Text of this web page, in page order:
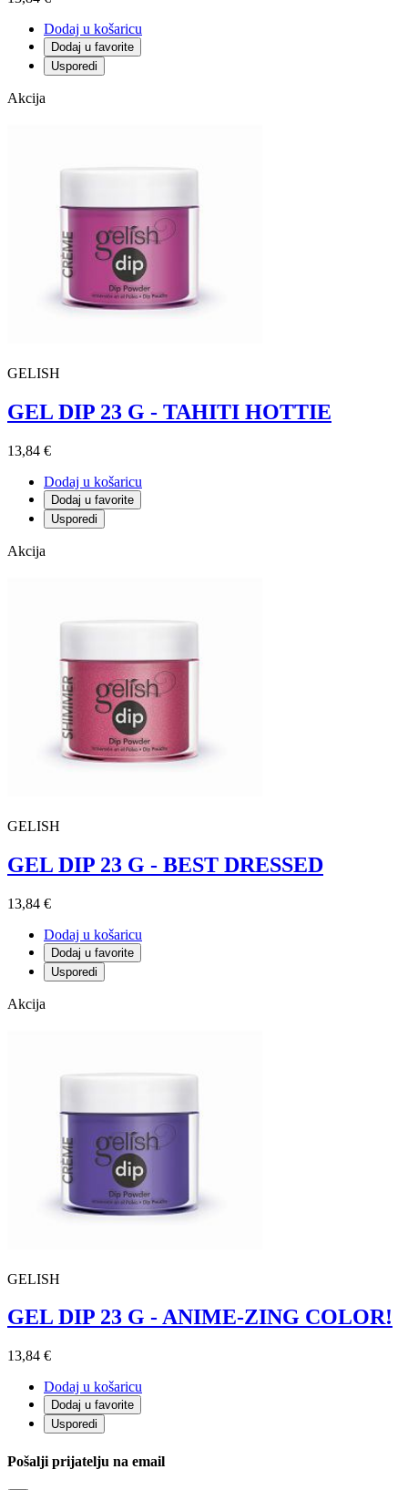
Dodaj u košaricu
Dodaj u favorite
Usporedi
Akcija
GELISH
GEL DIP 23 G - TAHITI HOTTIE
13,84 €
Dodaj u košaricu
Dodaj u favorite
Usporedi
Akcija
GELISH
GEL DIP 23 G - BEST DRESSED
13,84 €
Dodaj u košaricu
Dodaj u favorite
Usporedi
Akcija
GELISH
GEL DIP 23 G - ANIME-ZING COLOR!
13,84 €
Dodaj u košaricu
Dodaj u favorite
Usporedi
Pošalji prijatelju na email